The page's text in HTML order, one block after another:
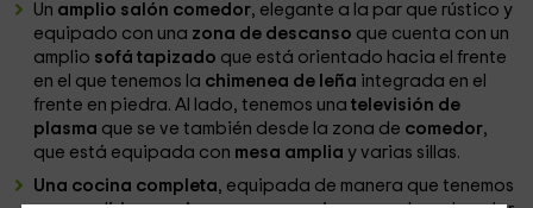
Un amplio salón comedor, elegante a la par que rústico y
equipado con una zona de descanso que cuenta con un
amplio sofá tapizado que está orientado hacia el frente
en el que tenemos la chimenea de leña integrada en el
frente en piedra. Al lado, tenemos unatelevisión de
plasma que se ve también desde la zona de comedor,
que está equipada con mesa ampliay varias sillas.
Una cocina completa, equipada de manera que tenemos